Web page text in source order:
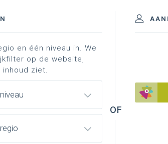
materiaal professionalisering
en één niveau in. We
op de website,
ziet.